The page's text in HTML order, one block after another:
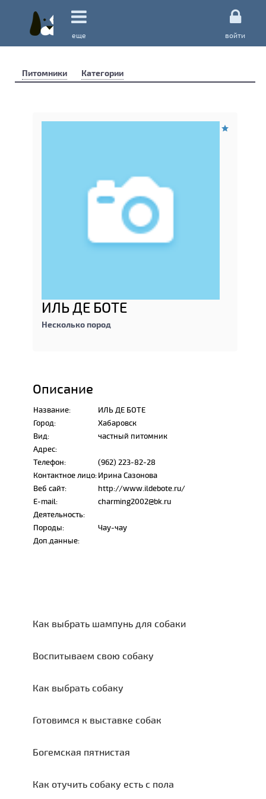
еще войти
Питомники Категории
ИЛЬ ДЕ БОТЕ
Несколько пород
Описание
Название:
ИЛЬ ДЕ БОТЕ
Город:
Хабаровск
Вид:
частный питомник
Адрес:
Телефон:
(962) 223-82-28
Контактное лицо:Ирина Сазонова
Веб сайт:
http://www.ildebote.ru/
E-mail:
charming2002@bk.ru
Деятельность:
Породы:
Чау-чау
Доп.данные:
Как выбрать шампунь для собаки
Воспитываем свою собаку
Как выбрать собаку
Готовимся к выставке собак
Богемская пятнистая
Как отучить собаку есть с пола